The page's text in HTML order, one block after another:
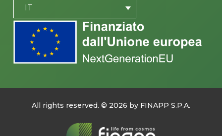
IT
All rights reserved. © 2026 by FINAPP S.P.A.